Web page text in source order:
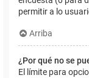
permitir a lo
Arriba
¿Por qué no se
El límite para